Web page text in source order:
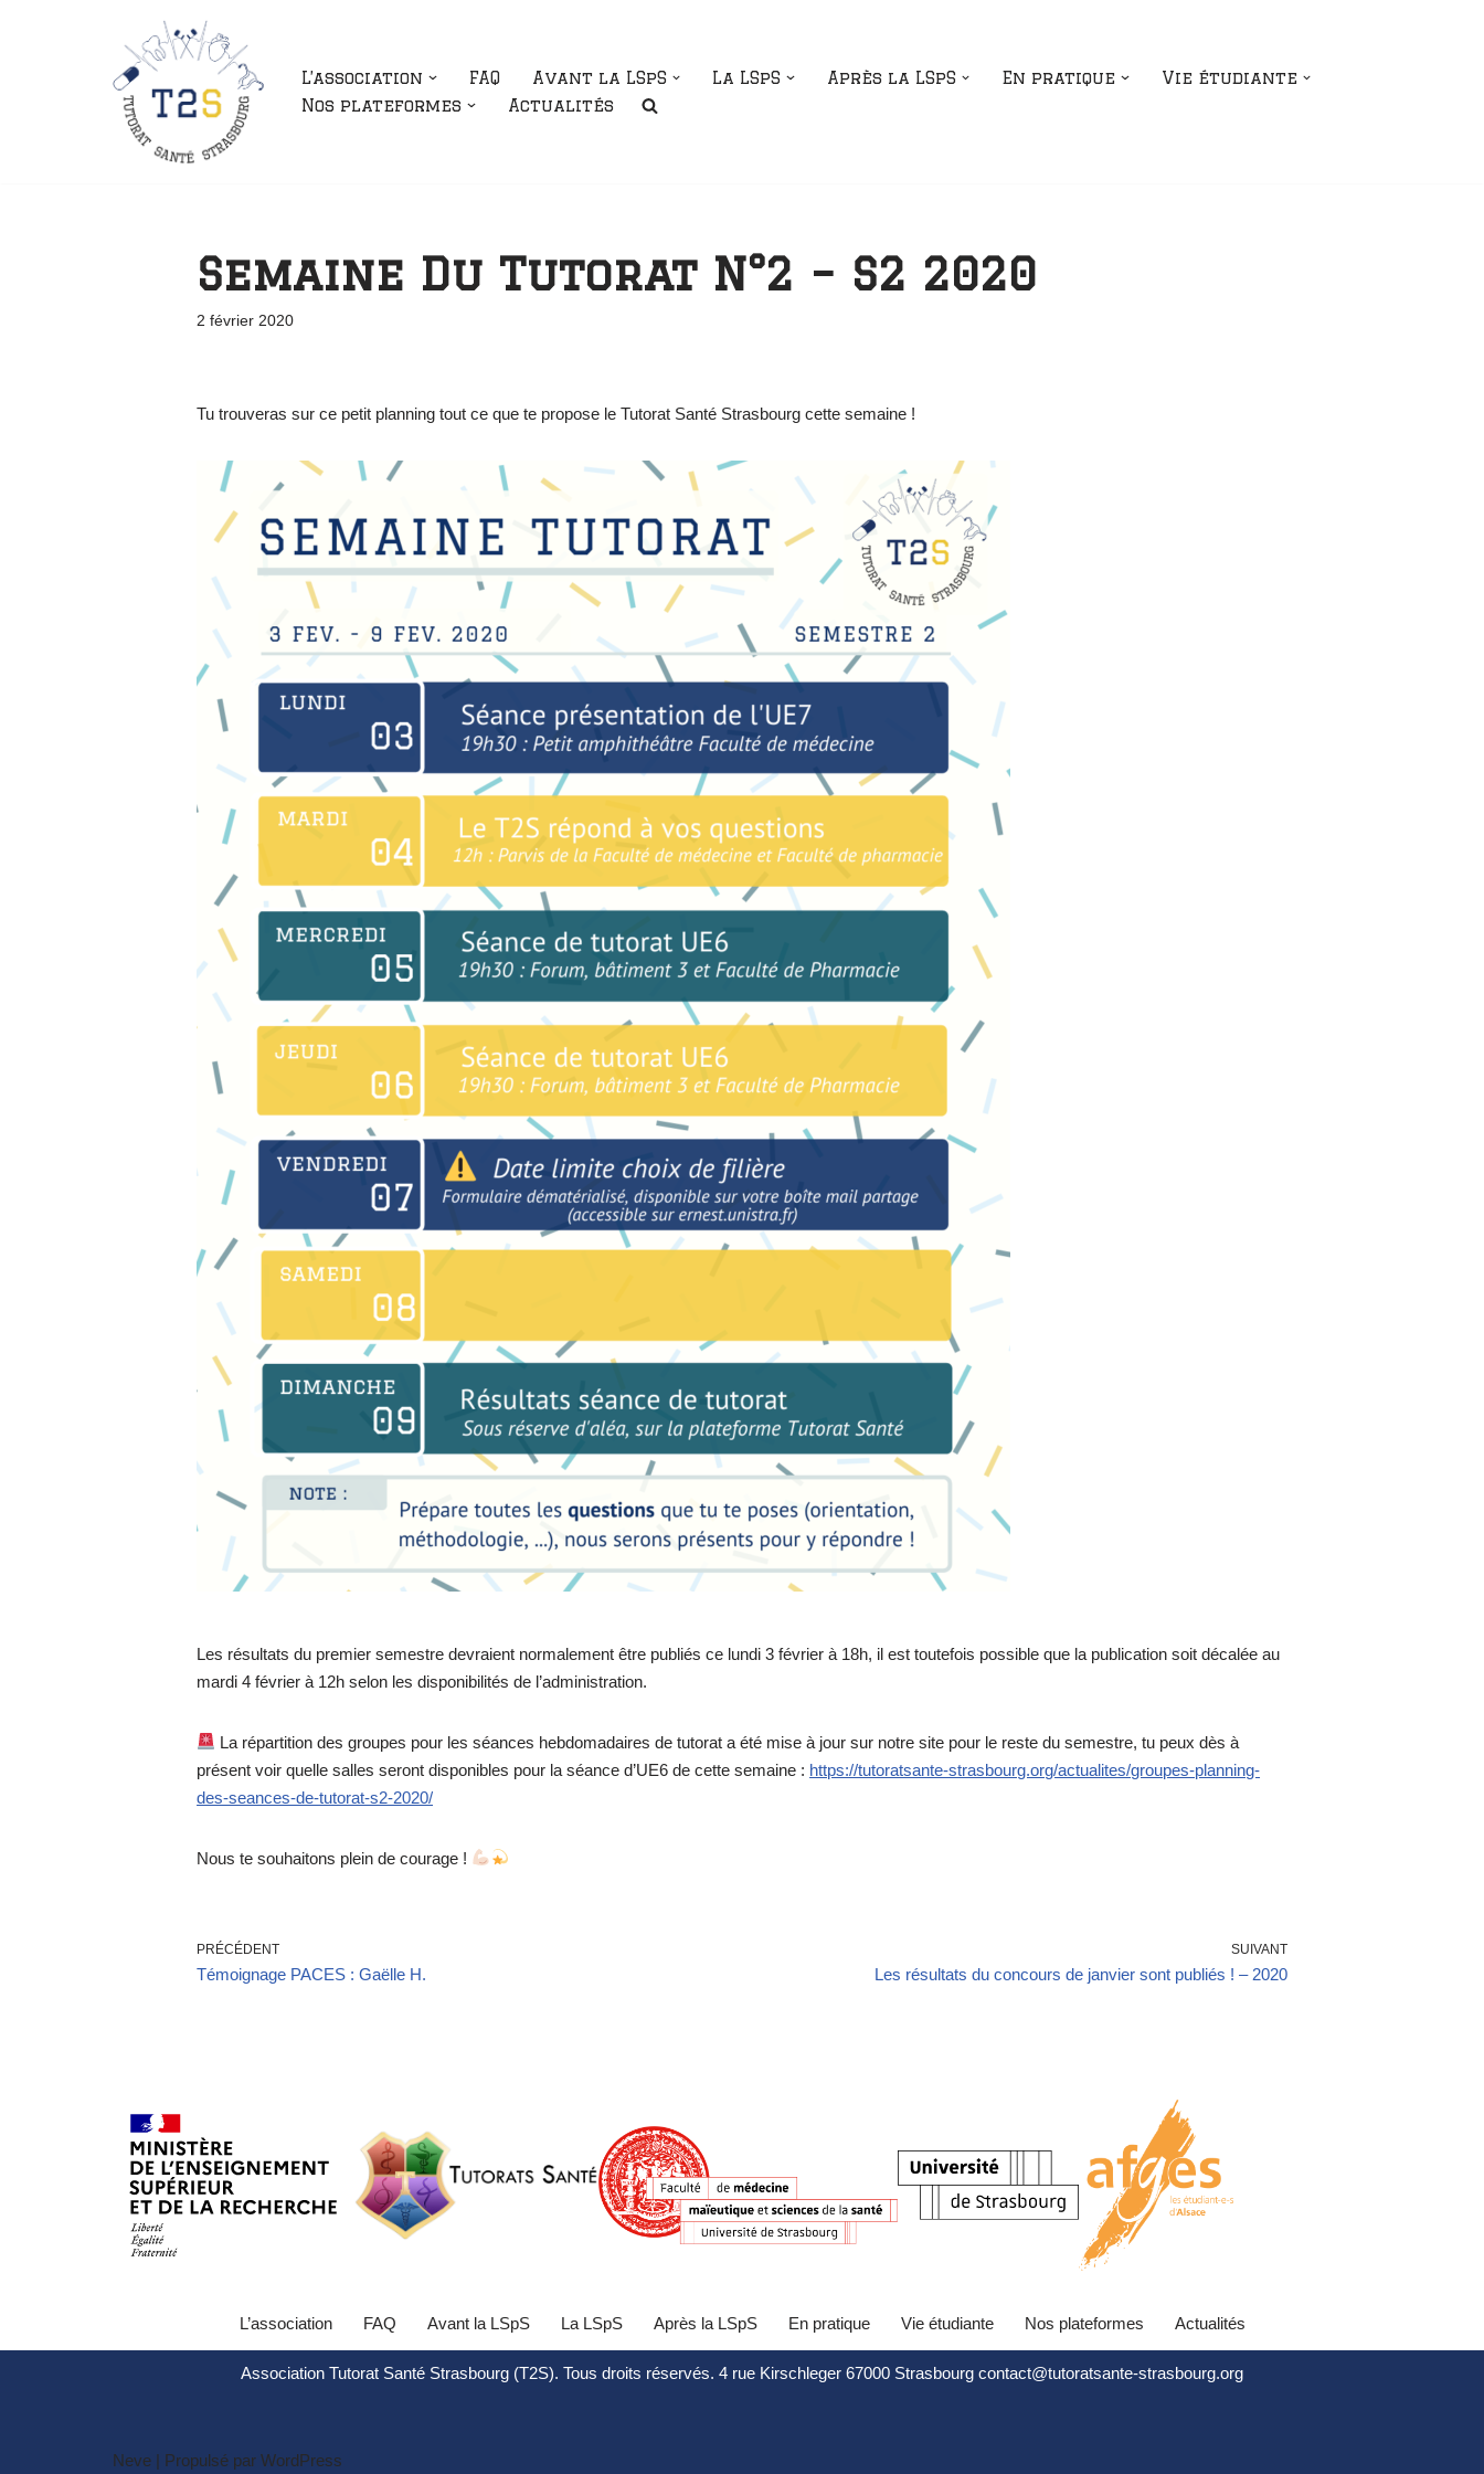
L’association FAQ Avant la LSpS La LSpS Après la LSpS En pratique
Vie étudiante
Nos plateformes
Actualités
Semaine Du Tutorat N°2 – S2 2020
2 février 2020
Tu trouveras sur ce petit planning tout ce que te propose le Tutorat Santé Strasbourg cette semaine !
Les résultats du premier semestre devraient normalement être publiés ce lundi 3 février à 18h, il est toutefois possible que la publication soit décalée au
mardi 4 février à 12h selon les disponibilités de l’administration.
La répartition des groupes pour les séances hebdomadaires de tutorat a été mise à jour sur notre site pour le reste du semestre, tu peux dès à
présent voir quelle salles seront disponibles pour la séance d’UE6 de cette semaine : https://tutoratsante-strasbourg.org/actualites/groupes-planning-
des-seances-de-tutorat-s2-2020/
Nous te souhaitons plein de courage !
PRÉCÉDENT
Témoignage PACES : Gaëlle H.
SUIVANT
Les résultats du concours de janvier sont publiés ! – 2020
L’association FAQ Avant la LSpS La LSpS Après la LSpS En pratique Vie étudiante Nos plateformes Actualités
Association Tutorat Santé Strasbourg (T2S). Tous droits réservés. 4 rue Kirschleger 67000 Strasbourg contact@tutoratsante-strasbourg.org
Neve | Propulsé par WordPress